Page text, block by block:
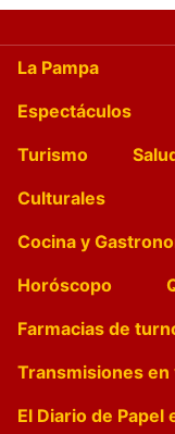
La Pampa
Espectáculos
Turismo
Culturales
Cocina y
Horóscopo
Farmacias de
Transmisiones en
El Diario de Papel